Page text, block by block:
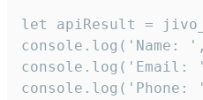
let apiResult =
console.log('Name:
console.log('Email:
console.log('Phone: